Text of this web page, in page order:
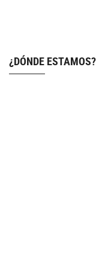
¿DÓNDE ESTAMOS?